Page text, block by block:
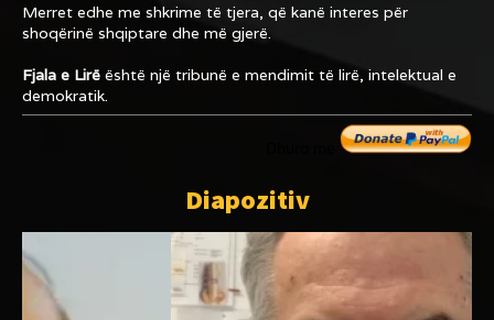
Merret edhe me shkrime të tjera, që kanë interes për
shoqërinë shqiptare dhe më gjerë.
Fjala e Lirë është një tribunë e mendimit të lirë, intelektual e
demokratik.
Diapozitiv